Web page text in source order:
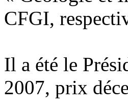
CFGI,
Il a été le
2007, prix